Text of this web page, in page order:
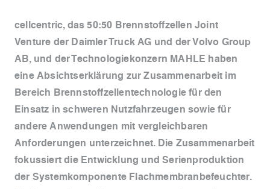
cellcentric, das 50:50 Brennstoffzellen Joint
Venture der Daimler Truck AG und der Volvo Group
AB, und der Technologiekonzern MAHLE haben
eine Absichtserklärung zur Zusammenarbeit im
Bereich Brennstoffzellentechnologie für den
Einsatz in schweren Nutzfahrzeugen sowie für
andere Anwendungen mit vergleichbaren
Anforderungen unterzeichnet. Die Zusammenarbeit
fokussiert die Entwicklung und Serienproduktion
der Systemkomponente Flachmembranbefeuchter.